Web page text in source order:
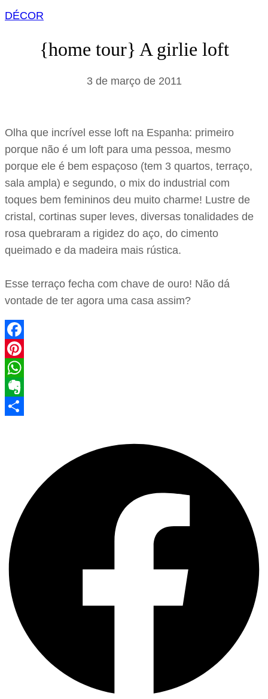
DÉCOR
{home tour} A girlie loft
3 de março de 2011
Olha que incrível esse loft na Espanha: primeiro
porque não é um loft para uma pessoa, mesmo
porque ele é bem espaçoso (tem 3 quartos, terraço,
sala ampla) e segundo, o mix do industrial com
toques bem femininos deu muito charme! Lustre de
cristal, cortinas super leves, diversas tonalidades de
rosa quebraram a rigidez do aço, do cimento
queimado e da madeira mais rústica.
Esse terraço fecha com chave de ouro! Não dá
vontade de ter agora uma casa assim?
Facebook
Pinterest
WhatsApp
Evernote